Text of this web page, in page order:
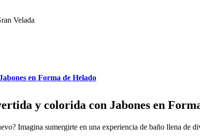
Velada
en Forma de Helado
y colorida con Jabones en
Imagina sumergirte en una experiencia de baño llena de